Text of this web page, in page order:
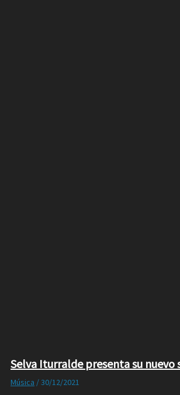
Selva Iturralde presenta su
Música /30/12/2021